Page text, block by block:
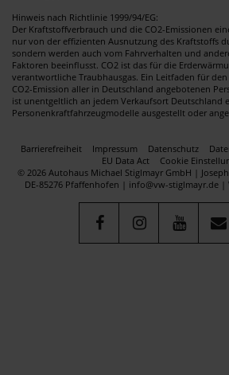
Hinweis nach Richtlinie 1999/94/EG:
Der Kraftstoffverbrauch und die CO2-Emissionen
nur von der effizienten Ausnutzung des Kraftstoffs
sondern werden auch vom Fahrverhalten und
Faktoren beeinflusst. CO2 ist das für die
verantwortliche Traubhausgas. Ein Leitfaden für
CO2-Emission aller in Deutschland angebotenen
ist unentgeltlich an jedem Verkaufsort Deutschland
Personenkraftfahrzeugmodelle ausgestellt oder
Barrierefreiheit Impressum Datenschutz
EU Data Act
Cookie
© 2026 Autohaus Michael Stiglmayr GmbH |
DE-85276 Pfaffenhofen | info@vw-stiglmayr.de |